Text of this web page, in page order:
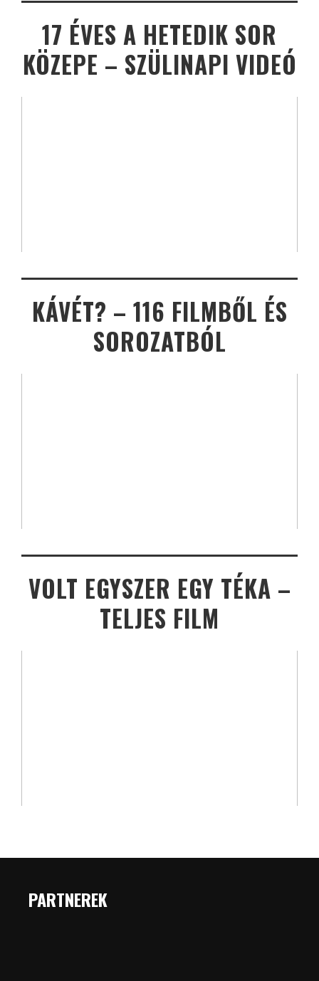
17 ÉVES A HETEDIK SOR
KÖZEPE – SZÜLINAPI VIDEÓ
KÁVÉT? – 116 FILMBŐL ÉS
SOROZATBÓL
VOLT EGYSZER EGY TÉKA –
TELJES FILM
PARTNEREK